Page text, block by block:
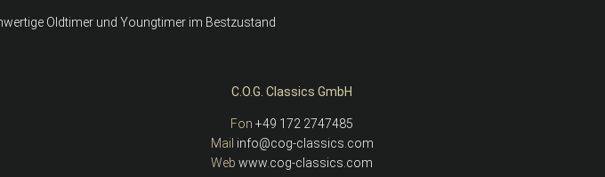
Oldtimer und Youngtimer im Bestzustand
C.O.G. Classics GmbH
Fon +49 172 2747485
Mail info@cog-classics.com
Web www.cog-classics.com